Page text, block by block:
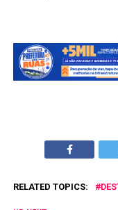
RELATED TOPICS: